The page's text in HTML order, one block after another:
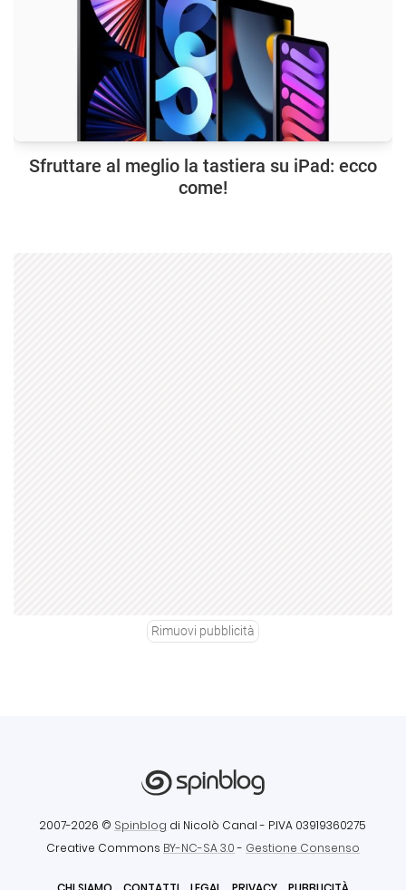
Sfruttare al meglio la tastiera su iPad: ecco
come!
Rimuovi pubblicità
2007-2026 © Spinblog di Nicolò Canal - P.IVA 03919360275
Creative Commons BY-NC-SA 3.0- Gestione Consenso